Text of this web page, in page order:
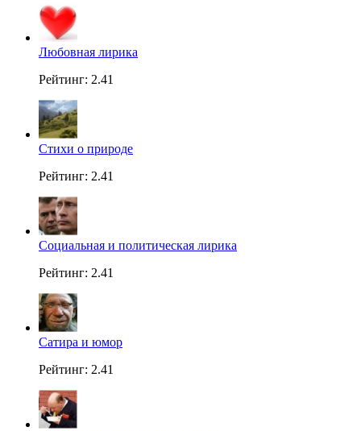
Любовная лирика
Рейтинг: 2.41
Стихи о природе
Рейтинг: 2.41
Социальная и политическая лирика
Рейтинг: 2.41
Сатира и юмор
Рейтинг: 2.41